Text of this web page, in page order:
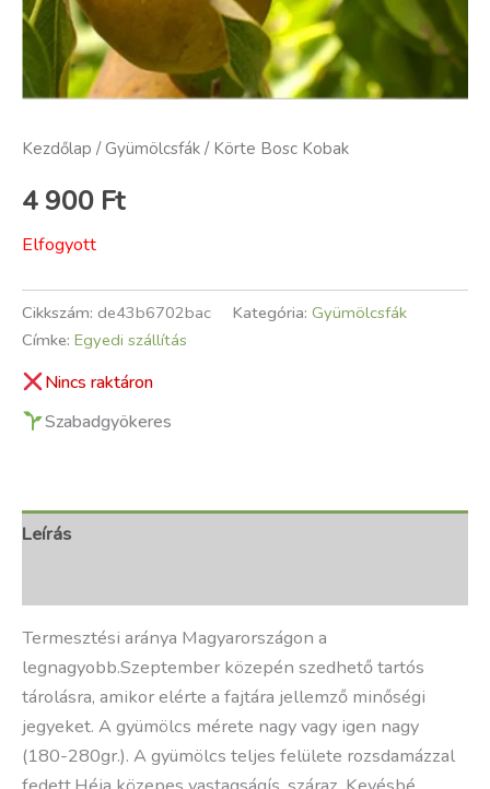
Kezdőlap /Gyümölcsfák / Körte Bosc Kobak
4 900 Ft
Elfogyott
Cikkszám: de43b6702bac Kategória: Gyümölcsfák
Címke: Egyedi szállítás
Nincs raktáron
Szabadgyökeres
Leírás
Termesztési aránya Magyarországon a
legnagyobb.Szeptember közepén szedhető tartós
tárolásra, amikor elérte a fajtára jellemző minőségi
jegyeket. A gyümölcs mérete nagy vagy igen nagy
(180-280gr.). A gyümölcs teljes felülete rozsdamázzal